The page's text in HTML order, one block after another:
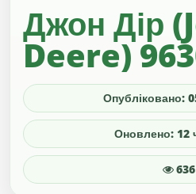
Джон Дір
Deere)
Опубліковано:
Оновлено: 12
636